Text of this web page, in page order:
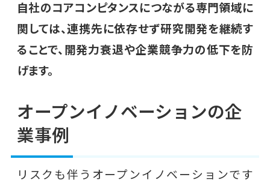
自社のコアコンピタンスにつながる専門領域に
関しては、連携先に依存せず研究開発を継続す
ることで、開発力衰退や企業競争力の低下を防
げます。
オープンイノベーションの企
業事例
リスクも伴うオープンイノベーションです